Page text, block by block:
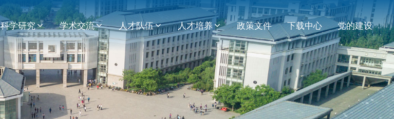
科学研究 学术交流 人才队伍 人才培养 政策文件 下载中心 党的建设